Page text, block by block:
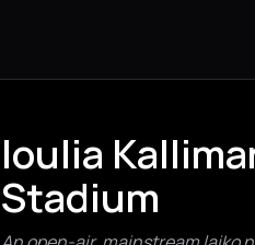
Ioulia
Stadium